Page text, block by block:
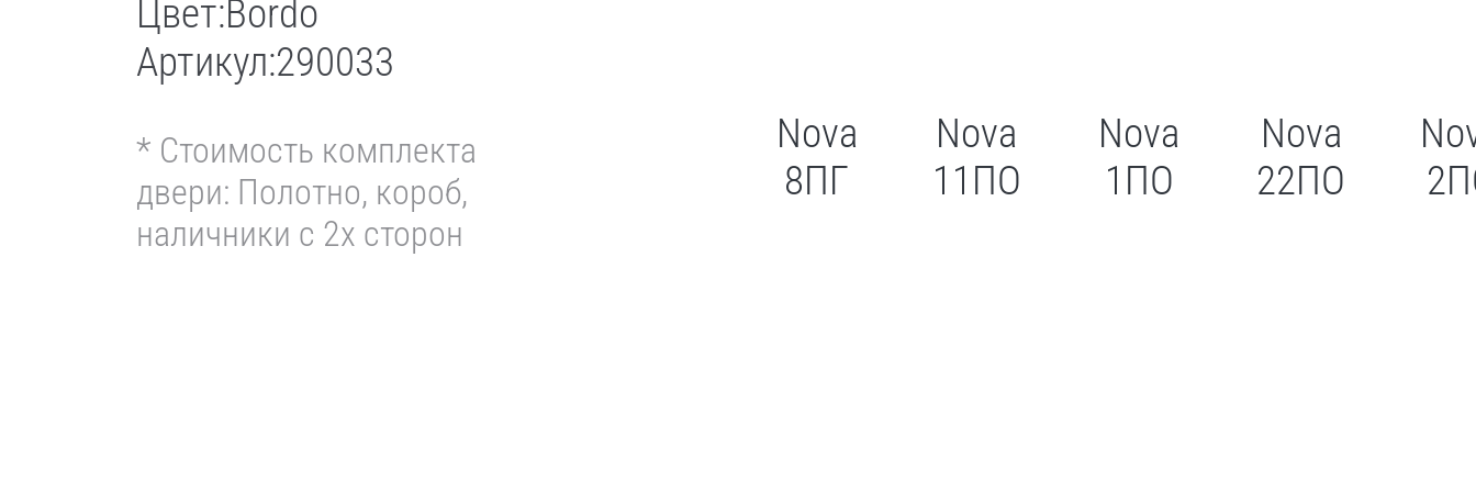
Цвет:Bordo
Артикул:290033
* Стоимость комплекта
двери: Полотно, короб,
наличники с 2х сторон
Nova
8ПГ
Nova
11ПО
Nova
1ПО
Nova
22ПО